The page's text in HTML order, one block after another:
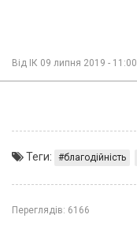
Від ІК 09 липня 2019 - 11:00
Теги: благодійність
Переглядів: 6166